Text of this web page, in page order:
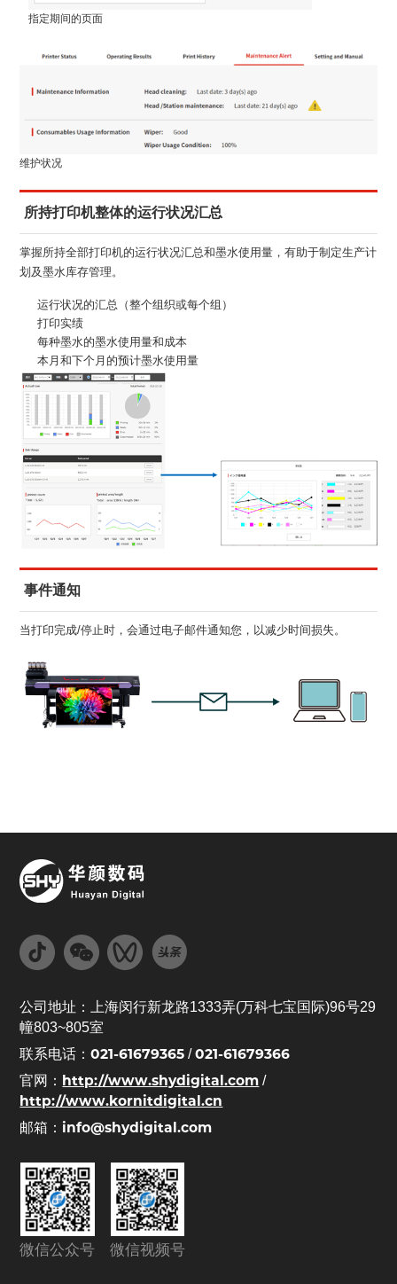
指定期间的页面
维护状况
所持打印机整体的运行状况汇总
掌握所持全部打印机的运行状况汇总和墨水使用量，有助于制定生产计
划及墨水库存管理。
运行状况的汇总（整个组织或每个组）
打印实绩
每种墨水的墨水使用量和成本
本月和下个月的预计墨水使用量
事件通知
当打印完成/停止时，会通过电子邮件通知您，以减少时间损失。
公司地址：上海闵行新龙路1333弄(万科七宝国际)96号29
幢803~805室
联系电话：021-61679365 /021-61679366
官网： http://www.shydigital.com /
http://www.kornitdigital.cn
邮箱： info@shydigital.com
微信公众号 微信视频号